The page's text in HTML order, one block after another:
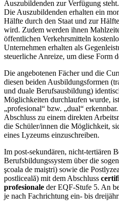
Auszubildenden zur Verfügung steht.
Die Auszubildenden erhalten ein
Hälfte durch den Staat und zur
wird. Zudem werden ihnen
öffentlichen Verkehrsmitteln
Unternehmen erhalten als
steuerliche Anreize, um diese Form
Die angebotenen Fächer und die
diesen beiden Ausbildungsformen
und duale Berufsausbildung)
Möglichkeiten durchlaufen wurde,
„profesional“ bzw. „dual“
Abschluss zu einem direkten
die Schüler/innen die Möglichkeit,
eines Lyzeums einzuschreiben.
Im post-sekundären, nicht-tertiären
Berufsbildungssystem über die
şcoala de maiştri) sowie die
postliceală) mit dem Abschluss
profesionale der EQF-Stufe 5. An
je nach Fachrichtung ein- bis